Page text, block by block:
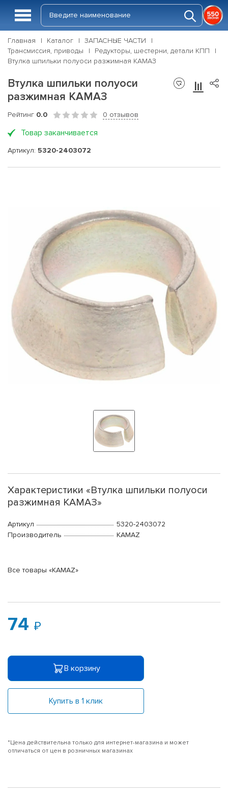
Главная Каталог
ЗАПАСНЫЕ ЧАСТИ
Трансмиссия, приводы
Редукторы, шестерни, детали КПП
Втулка шпильки полуоси разжимная КАМАЗ
Втулка шпильки полуоси
разжимная КАМАЗ
Рейтинг 0.0 0 отзывов
Товар заканчивается
Артикул: 5320-2403072
Характеристики «Втулка шпильки полуоси
разжимная КАМАЗ»
Артикул
5320-2403072
Производитель
KAMAZ
Все товары «KAMAZ»
74
В корзину
Купить в 1 клик
*Цена действительна только для интернет-магазина и может
отличаться от цен в розничных магазинах